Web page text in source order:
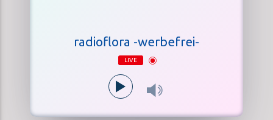
radioflora -werbefrei-
LIVE